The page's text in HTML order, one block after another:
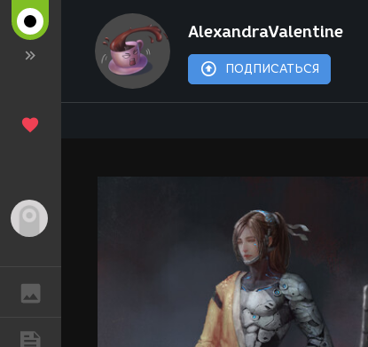
AlexandraValentine
ПОДПИСАТЬСЯ